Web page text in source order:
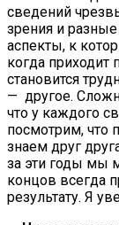
сведений
зрения и
аспекты, к
когда приходит
становится
— другое.
что у каждого
посмотрим,
знаем друг
за эти годы мы
концов всегда
результату. Я